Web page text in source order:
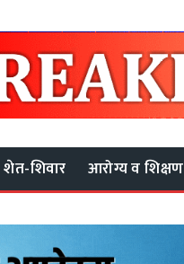
शेत-शिवार आरोग्य व शिक्षण